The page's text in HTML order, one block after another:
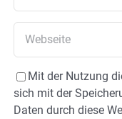
Mit der Nutzung
sich mit der
Daten durch diese